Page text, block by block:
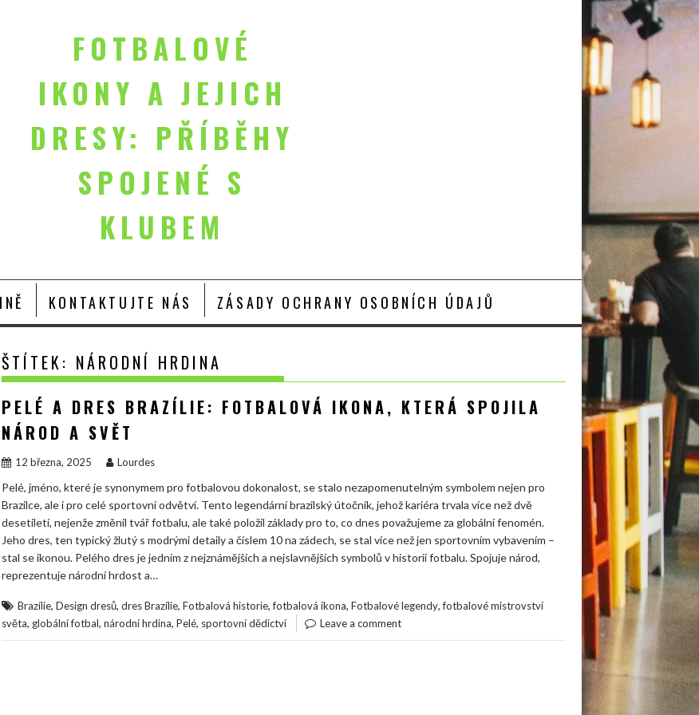
FOTBALOVÉ
IKONY A JEJICH
DRESY: PŘÍBĚHY
SPOJENÉ S
KLUBEM
KONTAKTUJTE NÁS ZÁSADY OCHRANY OSOBNÍCH ÚDAJŮ
ŠTÍTEK: NÁRODNÍ HRDINA
PELÉ A DRES BRAZÍLIE: FOTBALOVÁ IKONA, KTERÁ SPOJILA
NÁROD A SVĚT
12 března, 2025 Lourdes
Pelé, jméno, které je synonymem pro fotbalovou dokonalost, se stalo nezapomenutelným symbolem nejen pro
Brazilce, ale i pro celé sportovní odvětví. Tento legendární brazilský útočník, jehož kariéra trvala více než dvě
desetiletí, nejenže změnil tvář fotbalu, ale také položil základy pro to, co dnes považujeme za globální fenomén.
Jeho dres, ten typický žlutý s modrými detaily a číslem 10 na zádech, se stal více než jen sportovním vybavením –
stal se ikonou. Pelého dres je jedním z nejznámějších a nejslavnějších symbolů v historii fotbalu. Spojuje národ,
reprezentuje národní hrdost a…
Brazílie, Design dresů, dres Brazílie, Fotbalová historie,fotbalová ikona, Fotbalové legendy,fotbalové mistrovství
světa, globální fotbal, národní hrdina, Pelé, sportovní dědictví Leave a comment